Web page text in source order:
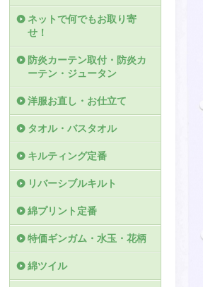
ネットで何でもお取り寄
せ！
防炎カーテン取付・防炎カ
ーテン・ジュータン
洋服お直し・お仕立て
タオル・バスタオル
キルティング定番
リバーシブルキルト
綿プリント定番
特価ギンガム・水玉・花柄
綿ツイル